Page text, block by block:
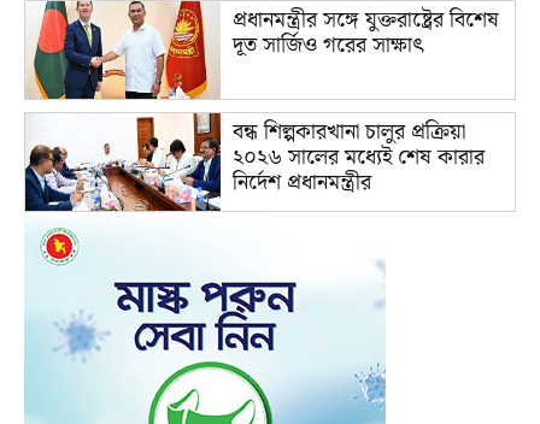
প্রধানমন্ত্রীর সঙ্গে যুক্তরাষ্ট্রের বিশেষ
দূত সার্জিও গরের সাক্ষাৎ
বন্ধ শিল্পকারখানা চালুর প্রক্রিয়া
২০২৬ সালের মধ্যেই শেষ কারার
নির্দেশ প্রধানমন্ত্রীর